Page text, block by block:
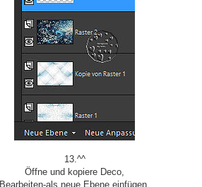
13.^^
Öffne und kopiere Deco,
Bearbeiten-als neue Ebene einfügen,